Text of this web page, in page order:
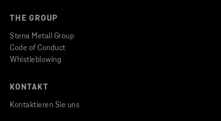
THE GROUP
Stena Metall Group
Code of Conduct
Whistleblowing
KONTAKT
Kontaktieren Sie uns